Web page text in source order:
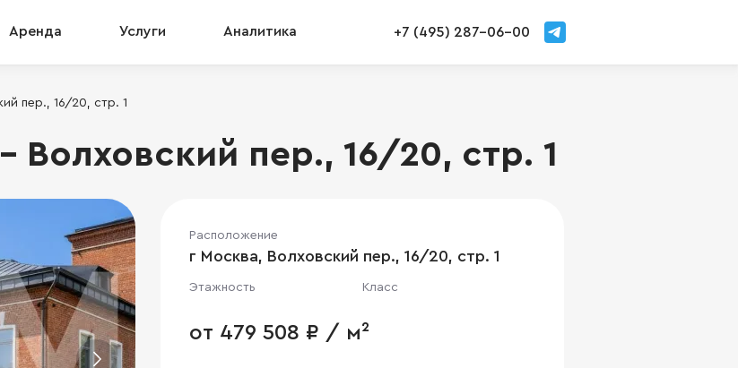
Аренда Услуги Аналитика +7 (495) 287-06-00
пер., 16/20, стр. 1
пер., 16/20, стр. 1
Расположение
г Москва, Волховский пер., 16/20, стр. 1
Этажность Класс
от 479 508 ₽ / м²